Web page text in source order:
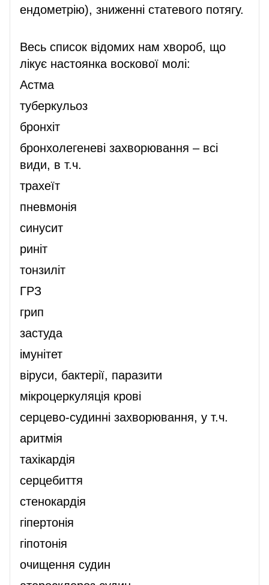
ендометрію), зниженні статевого потягу.
Весь список відомих нам хвороб, що
лікує настоянка воскової молі:
Астма
туберкульоз
бронхіт
бронхолегеневі захворювання – всі
види, в т.ч.
трахеїт
пневмонія
синусит
риніт
тонзиліт
ГРЗ
грип
застуда
імунітет
віруси, бактерії, паразити
мікроцеркуляція крові
серцево-судинні захворювання, у т.ч.
аритмія
тахікардія
серцебиття
стенокардія
гіпертонія
гіпотонія
очищення судин